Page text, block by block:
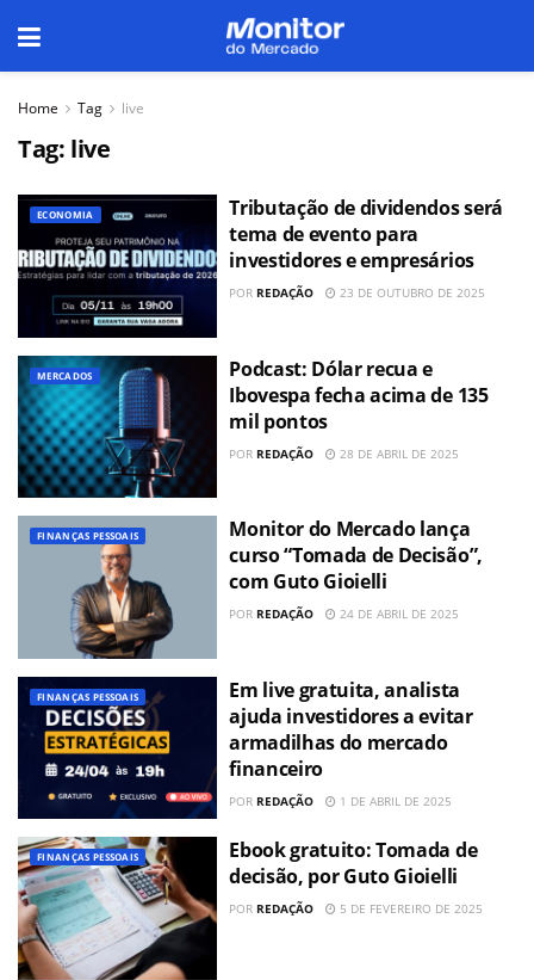
Home Tag live
Tag: live
ECONOMIA
Tributação de dividendos será
tema de evento para
investidores e empresários
POR REDAÇÃO 23 DE OUTUBRO DE 2025
MERCADOS
Podcast: Dólar recua e
Ibovespa fecha acima de 135
mil pontos
POR REDAÇÃO 28 DE ABRIL DE 2025
FINANÇAS PESSOAIS
Monitor do Mercado lança
curso “Tomada de Decisão”,
com Guto Gioielli
POR REDAÇÃO 24 DE ABRIL DE 2025
FINANÇAS PESSOAIS
Em live gratuita, analista
ajuda investidores a evitar
armadilhas do mercado
financeiro
POR REDAÇÃO 1 DE ABRIL DE 2025
FINANÇAS PESSOAIS
Ebook gratuito: Tomada de
decisão, por Guto Gioielli
POR REDAÇÃO 5 DE FEVEREIRO DE 2025